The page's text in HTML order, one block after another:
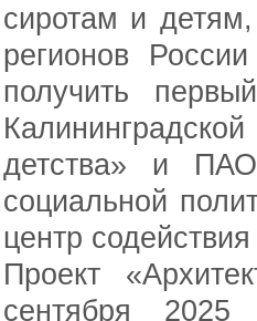
сиротам и
регионов
получить
детства» и
социальной
центр
Проект
сентября